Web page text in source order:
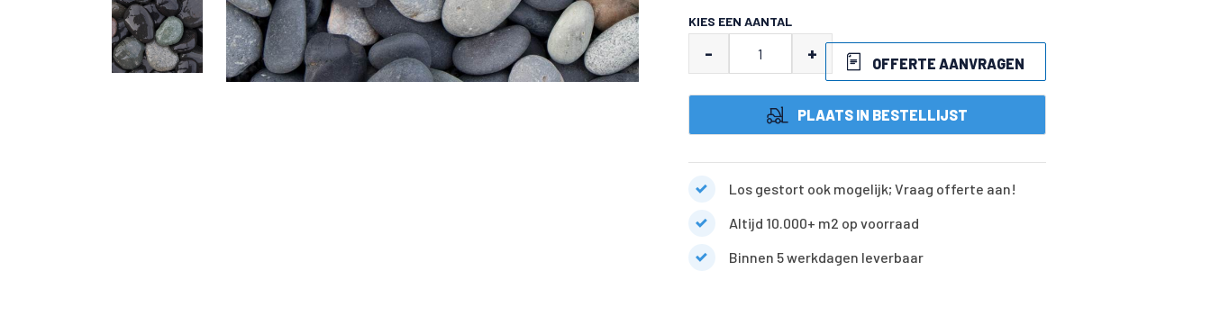
€443.85
KIES EEN AANTAL
pebbles
zwart
- + OFFERTE AANVRAGEN
PLAATS IN BESTELLIJST
Los gestort ook mogelijk; Vraag offerte aan!
Altijd 10.000+ m2 op voorraad
Binnen 5 werkdagen leverbaar